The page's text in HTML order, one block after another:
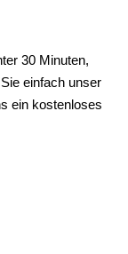
30 Minuten,
einfach unser
ein kostenloses